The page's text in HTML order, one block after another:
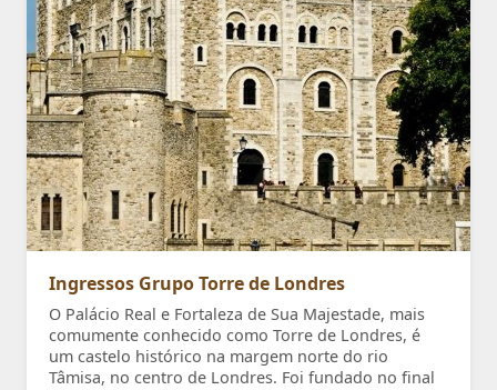
Ingressos Grupo Torre de Londres
O Palácio Real e Fortaleza de Sua Majestade, mais
comumente conhecido como Torre de Londres, é
um castelo histórico na margem norte do rio
Tâmisa, no centro de Londres. Foi fundado no final